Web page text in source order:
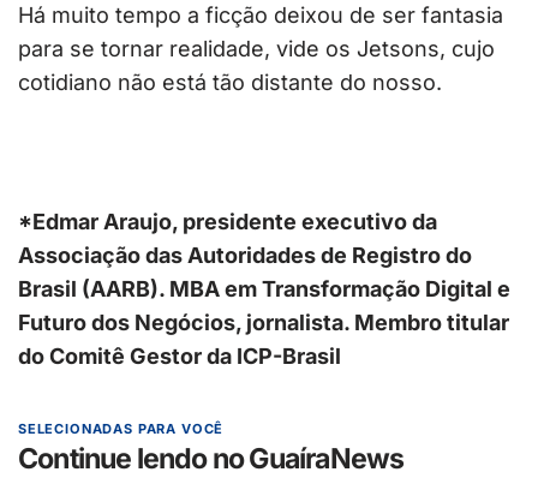
Há muito tempo a ficção deixou de ser fantasia
para se tornar realidade, vide os Jetsons, cujo
cotidiano não está tão distante do nosso.
*Edmar Araujo, presidente executivo da
Associação das Autoridades de Registro do
Brasil (AARB). MBA em Transformação Digital e
Futuro dos Negócios, jornalista. Membro titular
do Comitê Gestor da ICP-Brasil
SELECIONADAS PARA VOCÊ
Continue lendo no GuaíraNews